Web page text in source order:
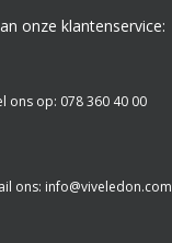
onze klantenservice:
ons op: 078 360 40 00
ons: info@viveledon.com